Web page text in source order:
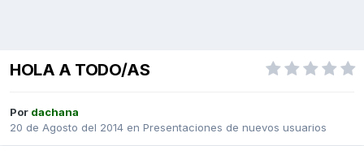
HOLA A TODO/AS
Por dachana
20 de Agosto del 2014 en Presentaciones de nuevos usuarios